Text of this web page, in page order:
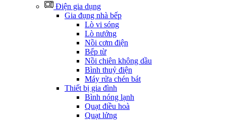
Điện gia dụng
Gia đụng nhà bếp
Lò vi sóng
Lò nướng
Nồi cơm điện
Bếp từ
Nồi chiên không dầu
Bình thuỷ điện
Máy rửa chén bát
Thiết bị gia đình
Bình nóng lạnh
Quạt điều hoà
Quạt lửng